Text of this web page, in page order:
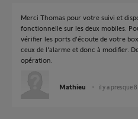
Merci Thomas pour votre suivi et
fonctionnelle sur les deux mobiles.
vérifier les ports d'écoute de votre
ceux de l'alarme et donc à modifier.
opération.
Mathieu il y a presque